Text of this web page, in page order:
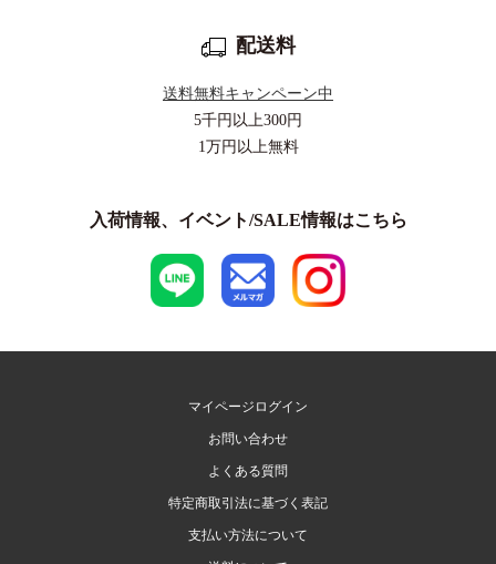
配送料
送料無料キャンペーン中
5千円以上300円
1万円以上無料
入荷情報、イベント/SALE情報はこちら
マイページログイン
お問い合わせ
よくある質問
特定商取引法に基づく表記
支払い方法について